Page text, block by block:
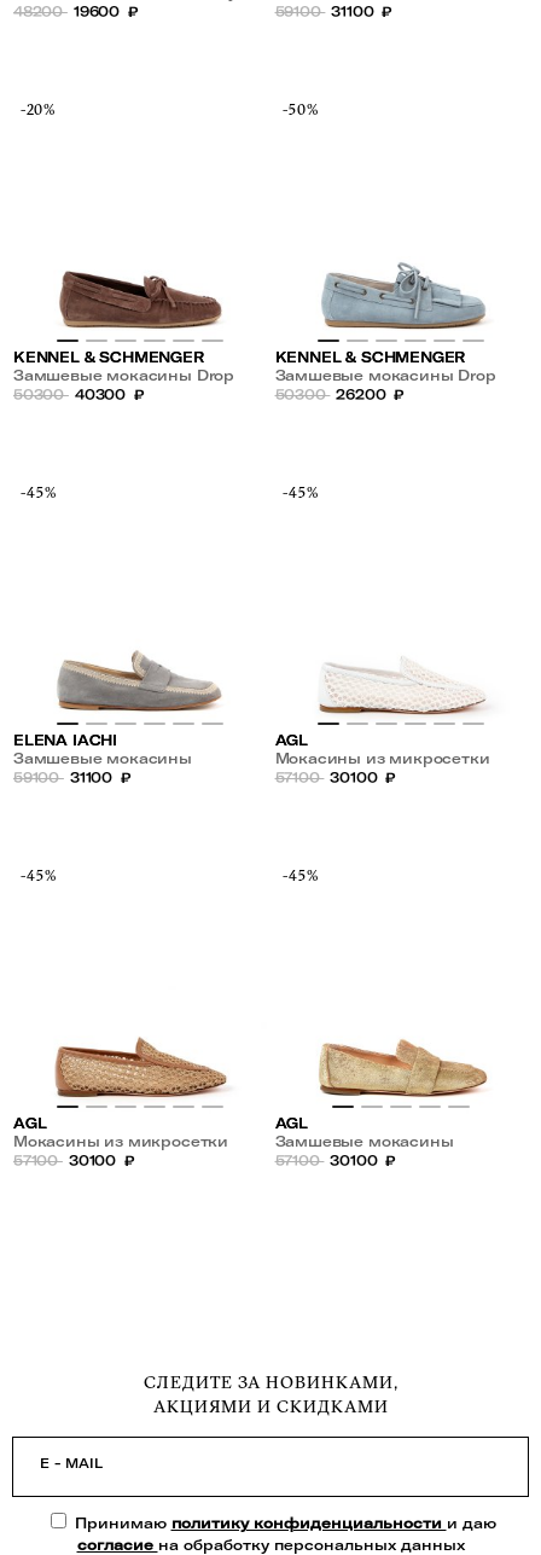
стразами
48200 19600 ₽
59100 31100 ₽
-20%
KENNEL & SCHMENGER
Замшевые мокасины Drop
50300 40300 ₽
-50%
KENNEL & SCHMENGER
Замшевые мокасины Drop
50300 26200 ₽
-45%
ELENA IACHI
Замшевые мокасины
59100 31100 ₽
-45%
AGL
Мокасины из микросетки
57100 30100 ₽
-45%
AGL
Мокасины из микросетки
57100 30100 ₽
-45%
AGL
Замшевые мокасины
57100 30100 ₽
СЛЕДИТЕ ЗА НОВИНКАМИ,
АКЦИЯМИ И СКИДКАМИ
E - MAIL
Принимаю политику конфиденциальности и даю
согласие на обработку персональных данных